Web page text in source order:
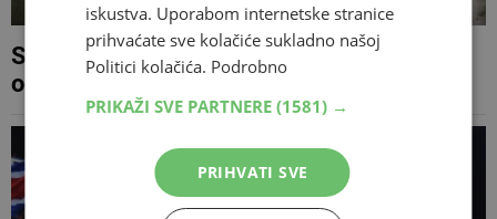
Sutra počinje isplata srpanjskih mirovina,
od kolovoza novo povećanje u RS-u
iskustva. Uporabom internetske stranice
prihvaćate sve kolačiće sukladno našoj
Politici kolačića. Podrobno
PRIKAŽI SVE PARTNERE (1581) →
PRIHVATI SVE